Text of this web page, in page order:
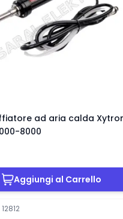
ad aria calda
8000
Aggiungi al Carrello
12812